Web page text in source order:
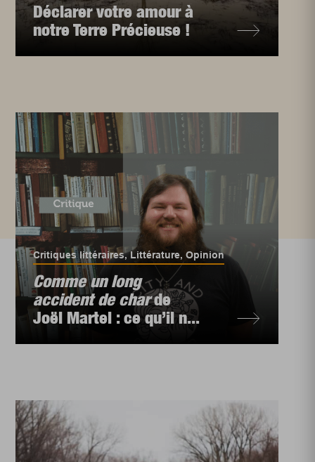
Déclarer votre amour à
notre Terre Précieuse !
Critiques littéraires,Littérature,Opinion
Comme un long
accident de charde
Joël Martel : ce qu’il n...